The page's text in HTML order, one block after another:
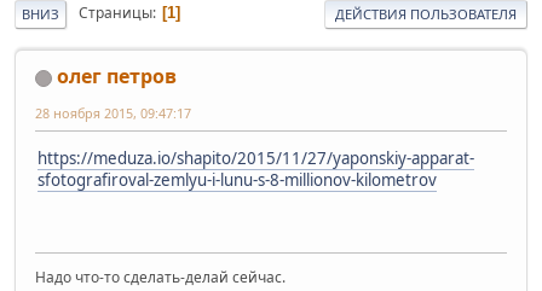
ВНИЗ Страницы 1 ДЕЙСТВИЯ ПОЛЬЗОВАТЕЛЯ
олег петров
28 ноября 2015, 09:47:17
https://meduza.io/shapito/2015/11/27/yaponskiy-apparat-
sfotografiroval-zemlyu-i-lunu-s-8-millionov-kilometrov
Надо что-то сделать-делай сейчас.